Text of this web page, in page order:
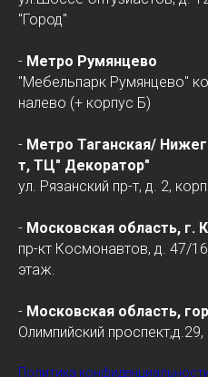
"Город"
- Метро Румянцево
"Мебельпарк Румянцево"
налево (+ корпус Б)
- Метро Таганская/
т, ТЦ" Декоратор"
ул. Рязанский пр-т, д. 2,
- Московская область, г.
пр-кт Космонавтов, д. 47/
этаж.
- Московская область,
Олимпийский проспект,д.29,
Политика